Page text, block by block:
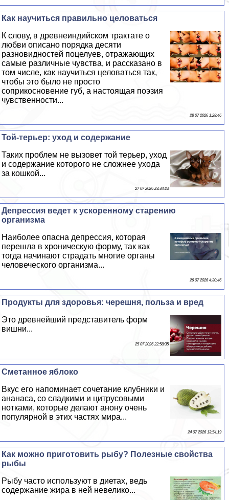
Как научиться правильно целоваться
К слову, в древнеиндийском тpaктате о
любви описано порядка десяти
разновидностей поцелуев, отражающих
самые различные чувства, и рассказано в
том числе, как научиться целоваться так,
чтобы это было не просто
соприкосновение губ, а настоящая поэзия
чувственности...
28 07 2026 1:28:46
Той-терьер: уход и содержание
Таких проблем не вызовет той терьер, уход
и содержание которого не сложнее ухода
за кошкой...
27 07 2026 23:34:23
Депрессия ведет к ускоренному старению
организма
Наиболее опасна депрессия, которая
перешла в хроническую форму, так как
тогда начинают страдать многие органы
человеческого организма...
26 07 2026 4:30:46
Продукты для здоровья: черешня, польза и вред
Это древнейший представитель форм
вишни...
25 07 2026 22:58:35
Сметанное яблоко
Вкус его напоминает сочетание клубники и
ананаса, со сладкими и цитрусовыми
нотками, которые делают анону очень
популярной в этих частях мира...
24 07 2026 13:54:19
Как можно приготовить рыбу? Полезные свойства
рыбы
Рыбу часто используют в диетах, ведь
содержание жира в ней невелико...